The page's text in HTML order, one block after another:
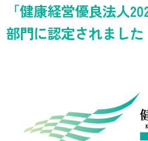
「健康経営優良法人
部門に認定されました